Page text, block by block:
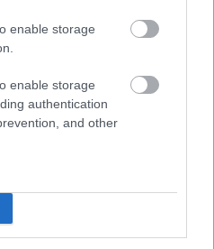
enable storage
enable storage
authentication
and other
#okosszemüveg
PC egyben, 10